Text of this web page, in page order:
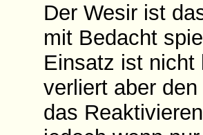
Der Wesir ist
mit Bedacht
Einsatz ist nicht
verliert aber
das